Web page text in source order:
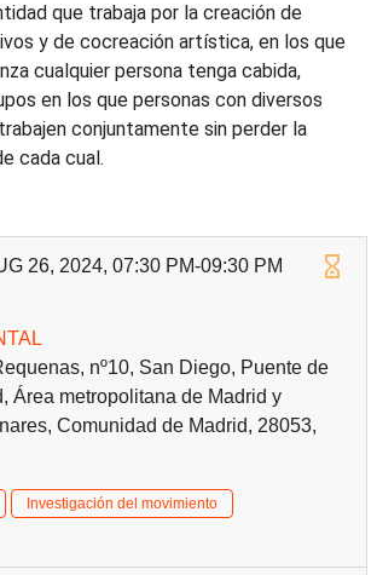
que trabaja por la creación de
y de cocreación artística, en los que
cualquier persona tenga cabida,
en los que personas con diversos
conjuntamente sin perder la
cada cual.
26, 2024, 07:30 PM-09:30 PM
nº10, San Diego, Puente de
Área metropolitana de Madrid y
Comunidad de Madrid, 28053,
Investigación del movimiento